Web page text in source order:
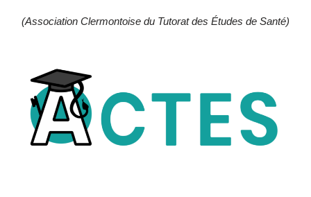
(Association Clermontoise du Tutorat des Études de Santé)